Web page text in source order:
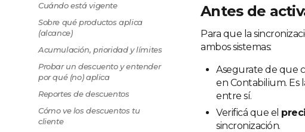
Cuándo está vigente
Sobre qué productos aplica
(alcance)
Acumulación, prioridad y límites
Probar un descuento y entender
por qué (no) aplica
Reportes de descuentos
Cómo ve los descuentos tu
cliente
Antes de
Para que la
ambos sistemas:
Asegurate de que
en Contabilium. Es
entre sí.
Verificá que el
sincronización.